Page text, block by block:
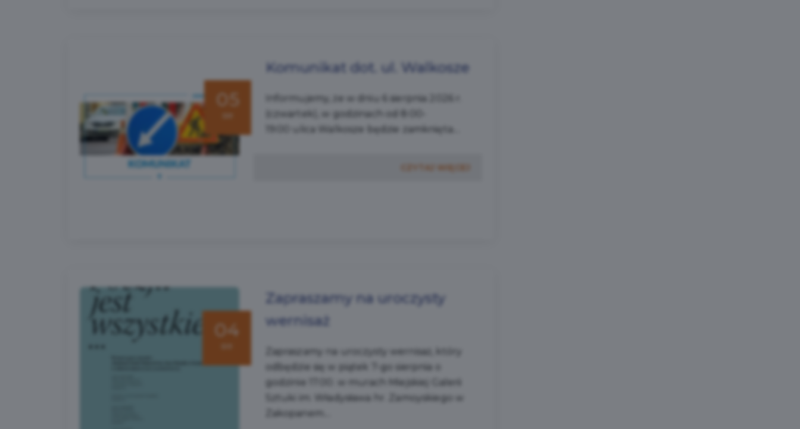
Komunikat dot. ul. Walkosze
Informujemy, że w dniu 6 sierpnia 2026 r.
(czwartek), w godzinach od 8:00-
19:00 ulica Walkosze będzie zamknięta....
CZYTAJ WIĘCEJ
04
Zapraszamy na uroczysty
wernisaż
Zapraszamy na uroczysty wernisaż, który
odbędzie się w piątek 7-go sierpnia o
godzinie 17.00. w murach Miejskiej Galerii
Sztuki im. Władysława hr. Zamoyskiego w
Zakopanem....